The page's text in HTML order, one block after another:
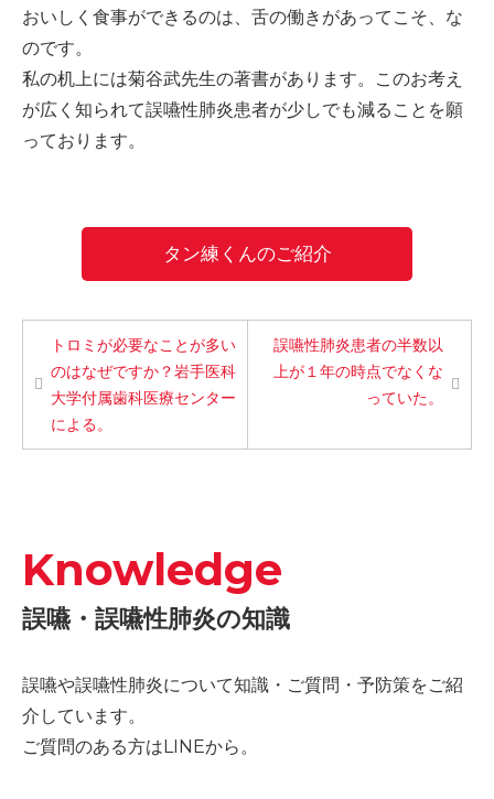
おいしく食事ができるのは、舌の働きがあってこそ、な
のです。
私の机上には菊谷武先生の著書があります。このお考え
が広く知られて誤嚥性肺炎患者が少しでも減ることを願
っております。
タン練くんのご紹介
トロミが必要なことが多い
のはなぜですか？岩手医科
大学付属歯科医療センター
による。
誤嚥性肺炎患者の半数以
上が１年の時点でなくな
っていた。
Knowledge
誤嚥・誤嚥性肺炎の知識
誤嚥や誤嚥性肺炎について知識・ご質問・予防策をご紹
介しています。
ご質問のある方はLINEから。